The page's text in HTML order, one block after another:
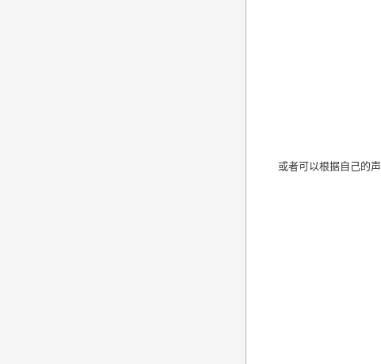
或者可以根据自己的